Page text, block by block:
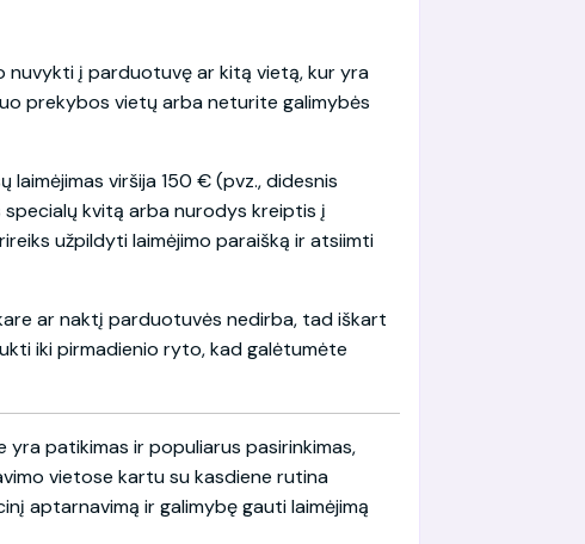
nuvykti į parduotuvę ar kitą vietą, kur yra
prekybos vietų arba neturite galimybės
laimėjimas viršija 150 € (pvz., didesnis
kvitą arba nurodys kreiptis į
užpildyti laimėjimo paraišką ir atsiimti
ar naktį parduotuvės nedirba, tad iškart
iki pirmadienio ryto, kad galėtumėte
patikimas ir populiarus pasirinkimas,
vietose kartu su kasdiene rutina
aptarnavimą ir galimybę gauti laimėjimą